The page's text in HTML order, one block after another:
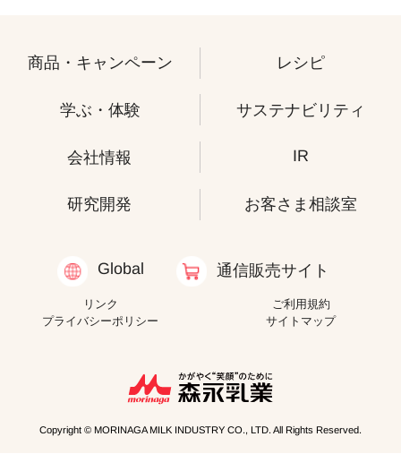
商品・キャンペーン レシピ
学ぶ・体験 サステナビリティ
会社情報 IR
研究開発 お客さま相談室
Global 通信販売サイト
リンク
ご利用規約
プライバシーポリシー
サイトマップ
Copyright © MORINAGA MILK INDUSTRY CO., LTD. All Rights Reserved.